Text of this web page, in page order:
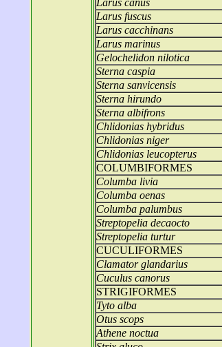
Larus canus
Larus fuscus
Larus cacchinans
Larus marinus
Gelochelidon nilotica
Sterna caspia
Sterna sanvicensis
Sterna hirundo
Sterna albifrons
Chlidonias hybridus
Chlidonias niger
Chlidonias leucopterus
COLUMBIFORMES
Columba livia
Columba oenas
Columba palumbus
Streptopelia decaocto
Streptopelia turtur
CUCULIFORMES
Clamator glandarius
Cuculus canorus
STRIGIFORMES
Tyto alba
Otus scops
Athene noctua